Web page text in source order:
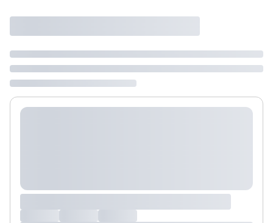
pokoju (lub apartamencie, willi itd.). Wybierz jedną z ofert z listy
i zarezerwuj ją. Zrób oddzielne rezerwacje dla każdego
kolejnego pokoju lubskontaktuj się z nami,by złożyć
zamówienie u naszego doradcy.
Maksymalna liczba uczestników
maksymalny limit dla 1 pokoju.